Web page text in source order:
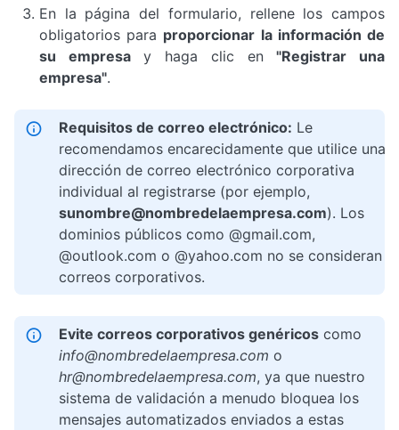
En la página del formulario, rellene los campos
obligatorios para proporcionar la información de
su empresay haga clic en"Registrar una
empresa".
Requisitos de correo electrónico: Le
recomendamos encarecidamente que utilice una
dirección de correo electrónico corporativa
individual al registrarse (por ejemplo,
sunombre@nombredelaempresa.com). Los
dominios públicos como @gmail.com,
@outlook.com o @yahoo.com no se consideran
correos corporativos.
Evite correos corporativos genéricos como
info@nombredelaempresa.com o
hr@nombredelaempresa.com, ya que nuestro
sistema de validación a menudo bloquea los
mensajes automatizados enviados a estas